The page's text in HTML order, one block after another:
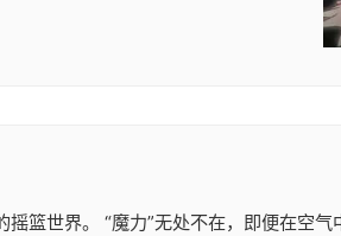
篮世界。 “魔力”无处不在，即便在空